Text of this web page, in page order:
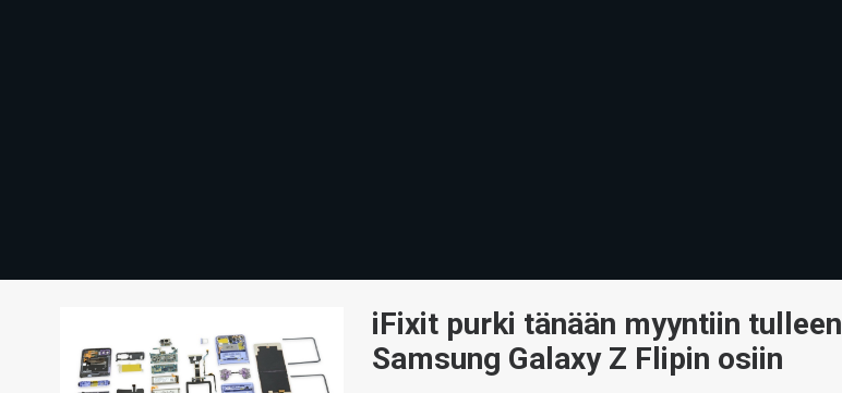
iFixit purki tänään myyntiin tulleen
Samsung Galaxy Z Flipin osiin